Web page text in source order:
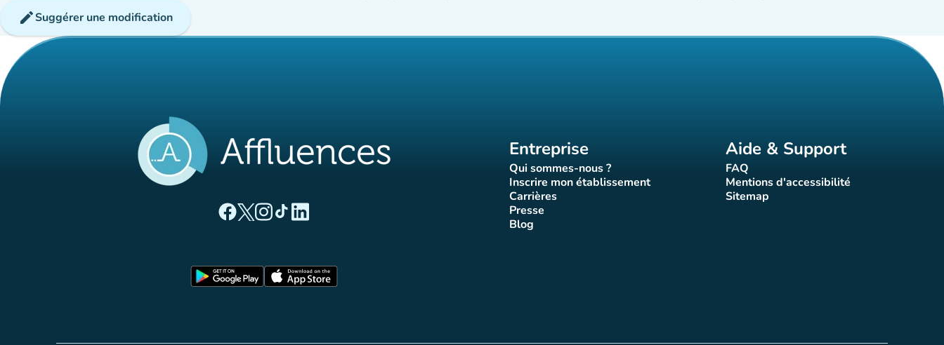
editSuggérer une modification
(nouvel onglet)
(nouvel onglet)
(nouvel onglet)
(nouvel onglet)
(nouvel onglet)
Entreprise
Qui sommes-nous ?
(nouvel onglet)
Inscrire mon établissement
(nouvel onglet)
Carrières(nouvel onglet)
Presse(nouvel onglet)
Blog(nouvel onglet)
Aide & Support
FAQ(nouvel onglet)
Mentions d'accessibilité
(nouvel onglet)
Sitemap(nouvel onglet)